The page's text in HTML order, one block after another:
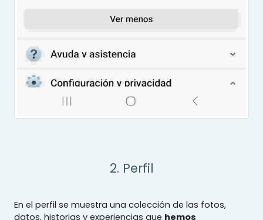
2. Perfil
En el perfil se muestra una colección de las fotos,
datos, historias y experiencias que hemos